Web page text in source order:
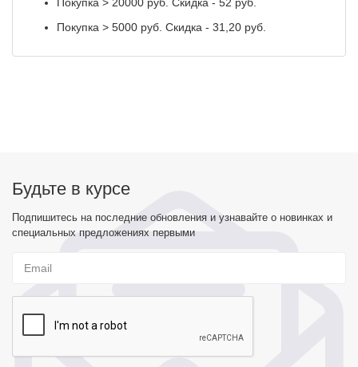
Покупка > 5000 руб. Скидка - 31,20 руб.
Будьте в курсе
Подпишитесь на последние обновления и узнавайте о новинках и
специальных предложениях первыми